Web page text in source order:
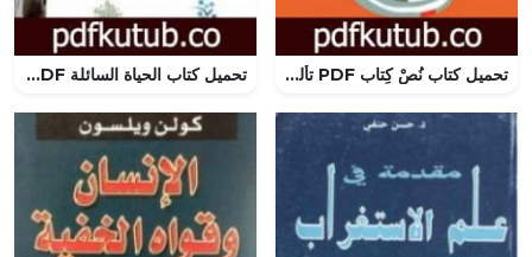
تحميل كتاب نُصْ كِتاب PDF تأليف أحمد العسيلي مجانا [كامل] تحميل كتاب الحياة السائلة PDF تأليف زيجمونت باومان مجانا [كامل]